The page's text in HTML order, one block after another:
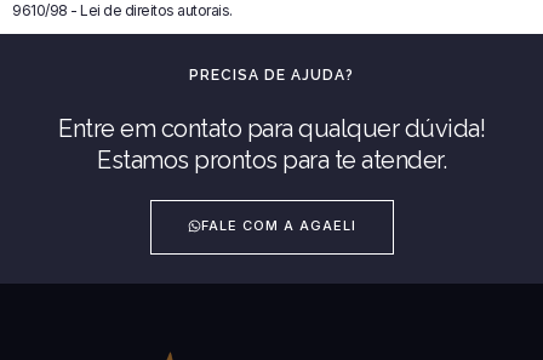
9610/98 - Lei de direitos autorais.
PRECISA DE AJUDA?
Entre em contato para qualquer dúvida!
Estamos prontos para te atender.
FALE COM A AGAELI